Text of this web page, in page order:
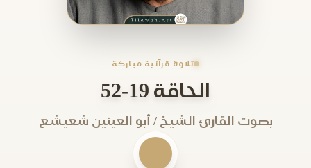
تلاوة قرآنية مباركة
الحاقة 19-52
بصوت القارئ الشيخ / أبو العينين شعيشع